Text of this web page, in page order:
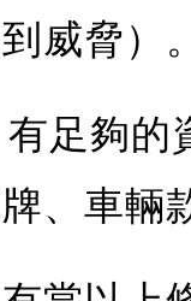
威脅）。
足夠的
、車輛